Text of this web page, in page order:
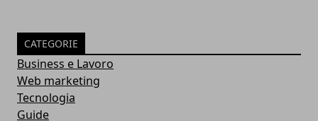
CATEGORIE
Business e Lavoro
Web marketing
Tecnologia
Guide